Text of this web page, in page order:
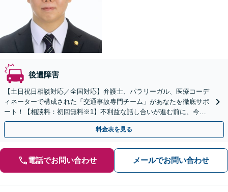
後遺障害
【土日祝日相談対応／全国対応】弁護士、パラリーガル、医療コーデ
ィネーターで構成された「交通事故専門チーム」があなたを徹底サポ
ート！【相談料：初回無料※1】不利益な話し合いが進む前に、今す
ぐ相談！
料金表を見る
電話でお問い合わせ メールでお問い合わせ